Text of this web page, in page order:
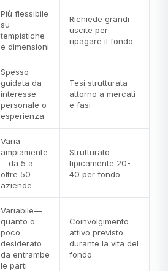
Più flessibile
su
tempistiche
e dimensioni
Richiede grandi
uscite per
ripagare il fondo
Spesso
guidata da
interesse
personale o
esperienza
Tesi strutturata
attorno a mercati
e fasi
Varia
ampiamente
—da 5 a
oltre 50
aziende
Strutturato—
tipicamente 20-
40 per fondo
Variabile—
quanto o
poco
desiderato
da entrambe
le parti
Coinvolgimento
attivo previsto
durante la vita del
fondo